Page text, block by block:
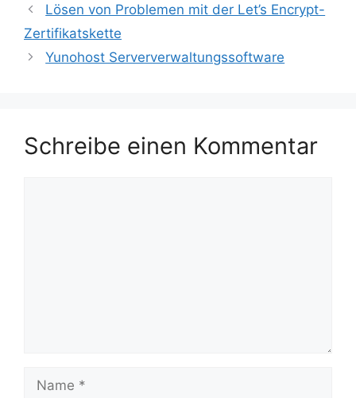
Lösen von Problemen mit der Let’s Encrypt-
Zertifikatskette
Yunohost Serververwaltungssoftware
Schreibe einen Kommentar